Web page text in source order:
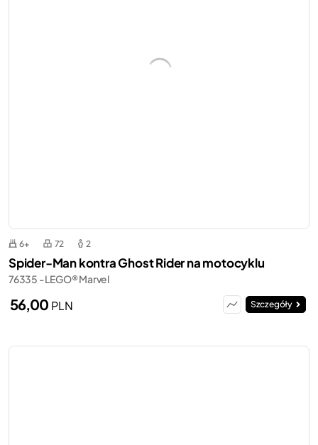
6+ 72 2
Spider-Man kontra Ghost Rider na motocyklu
76335 - LEGO® Marvel
56,00 PLN Szczegóły